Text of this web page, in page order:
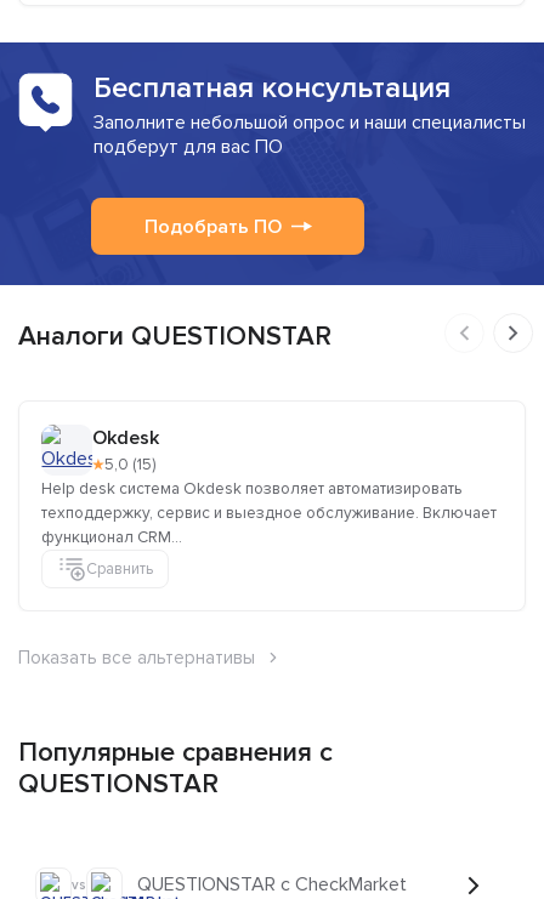
Бесплатная консультация
Заполните небольшой опрос и наши специалисты
подберут для вас ПО
Подобрать ПО
Аналоги QUESTIONSTAR
Okdesk
★5,0 (15)
Help desk система Okdesk позволяет автоматизировать
техподдержку, сервис и выездное обслуживание. Включает
функционал CRM...
Сравнить
Показать все альтернативы
Популярные сравнения с
QUESTIONSTAR
vs QUESTIONSTAR с CheckMarket